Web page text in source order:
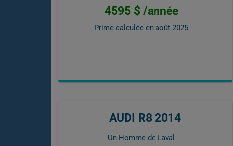
4595 $ /année
Prime calculée en août 2025
AUDI R8 2014
Un Homme de Laval